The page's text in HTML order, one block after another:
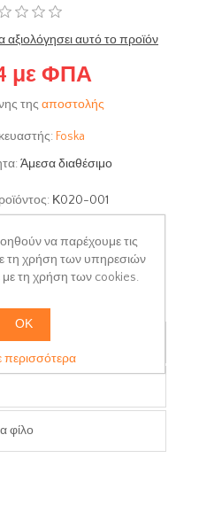
αυτό το προϊόν
με ΦΠΑ
τηςαποστολής
Foska
Άμεσα διαθέσιμο
Κ020-001
3-5 days
+ΚΑΛΆΘΙ
φίλο
να παρέχουμε τις
τη χρήση των υπηρεσιών
με τη χρήση των cookies.
ΟΚ